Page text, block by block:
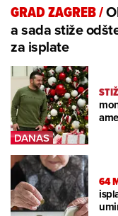
GRAD ZAGREB/
a sada stiže
za isplate
64